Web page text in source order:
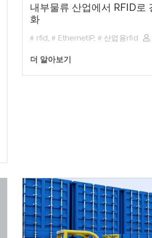
내부물류 산업에서 RFID로
화
rfid , EthernetIP, 산업용rfid
더 알아보기